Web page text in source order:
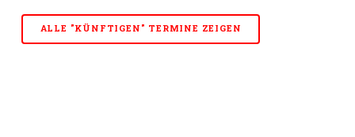
ALLE "KÜNFTIGEN" TERMINE ZEIGEN